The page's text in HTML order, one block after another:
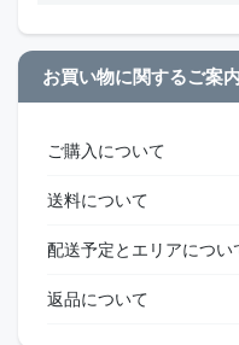
お買い物に関するご案内
ご購入について
送料について
配送予定とエリアについ
返品について